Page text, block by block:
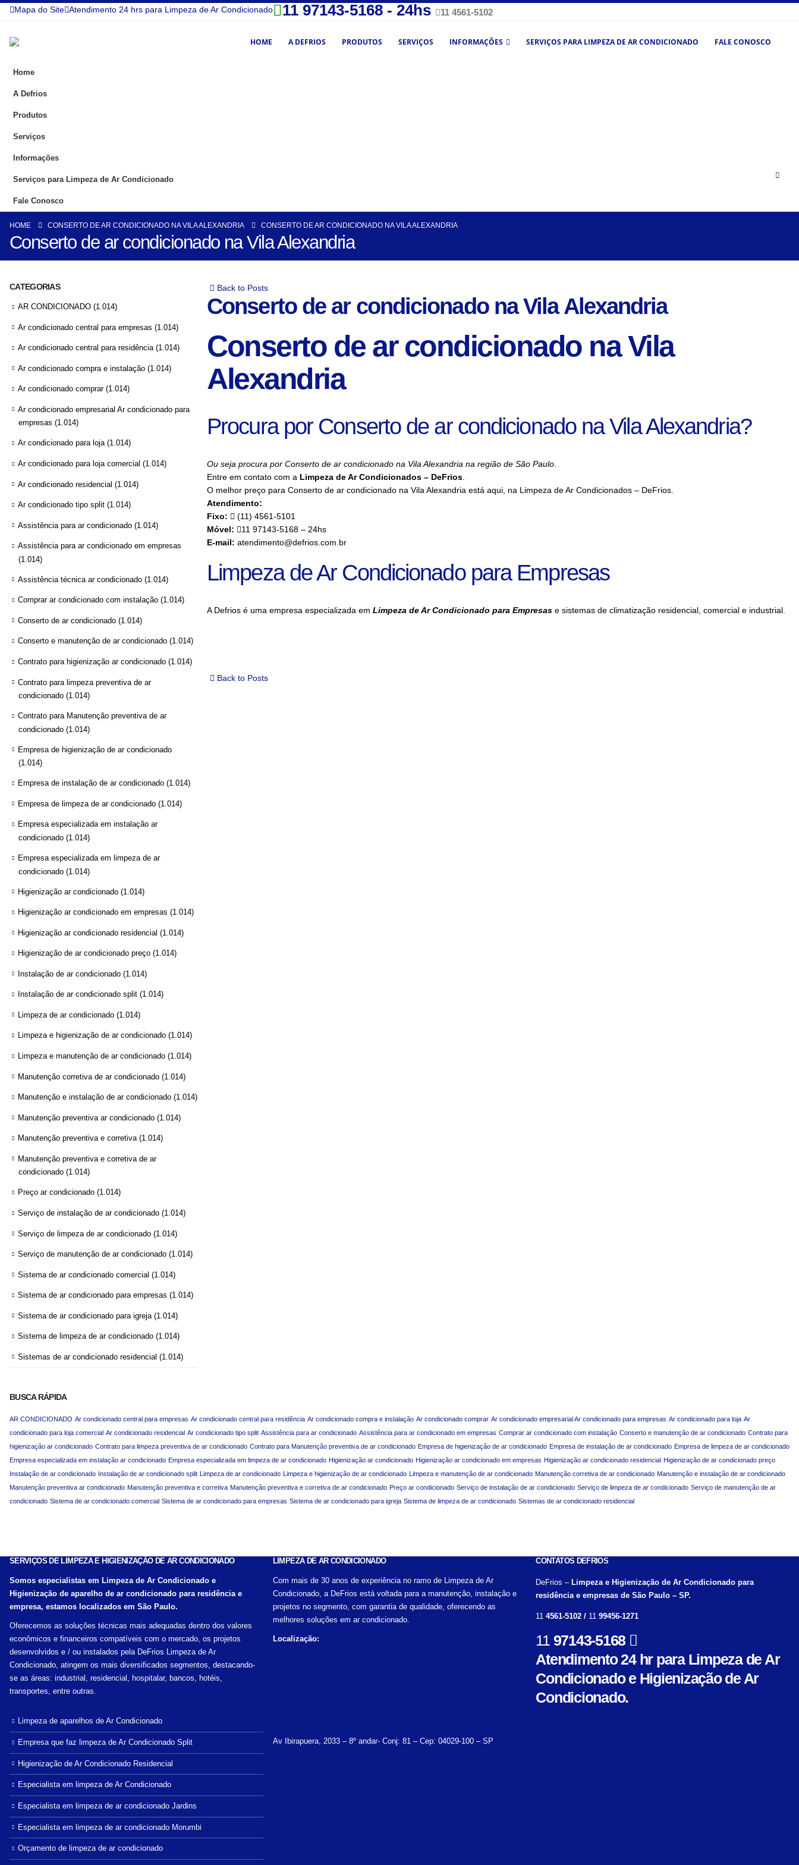
Mapa do Site Atendimento 24 hrs para Limpeza de Ar Condicionado 11 97143-5168 - 24hs 11 4561-5102
HOME A DEFRIOS PRODUTOS SERVIÇOS INFORMAÇÕES SERVIÇOS PARA LIMPEZA DE AR CONDICIONADO FALE CONOSCO
Home
A Defrios
Produtos
Serviços
Informações
Serviços para Limpeza de Ar Condicionado
Fale Conosco
HOME CONSERTO DE AR CONDICIONADO NA VILA ALEXANDRIA CONSERTO DE AR CONDICIONADO NA VILA ALEXANDRIA
Conserto de ar condicionado na Vila Alexandria
Back to Posts
Conserto de ar condicionado na Vila Alexandria
Conserto de ar condicionado na Vila
Alexandria
Procura por Conserto de ar condicionado na Vila Alexandria?
Ou seja procura por Conserto de ar condicionado na Vila Alexandria na região de São Paulo
Entre em contato com a Limpeza de Ar Condicionados – DeFrios
O melhor preço para Conserto de ar condicionado na Vila Alexandria está aqui, na Limpeza de Ar Condicionados – DeFrios.
Atendimento:
Fixo:
(11) 4561-5101
Móvel:
11 97143-5168 – 24hs
E-mail: atendimento@defrios.com.br
Limpeza de Ar Condicionado para Empresas
A Defrios é uma empresa especializada em Limpeza de Ar Condicionado para Empresas e sistemas de climatização residencial, comercial e industrial.
Back to Posts
CATEGORIAS
AR CONDICIONADO (1.014)
Ar condicionado central para empresas (1.014)
Ar condicionado central para residência(1.014)
Ar condicionado compra e instalação (1.014)
Ar condicionado comprar(1.014)
Ar condicionado empresarial Ar condicionado para
empresas (1.014)
Ar condicionado para loja(1.014)
Ar condicionado para loja comercial (1.014)
Ar condicionado residencial (1.014)
Ar condicionado tipo split (1.014)
Assistência para ar condicionado (1.014)
Assistência para ar condicionado em empresas
(1.014)
Assistência técnica ar condicionado (1.014)
Comprar ar condicionado com instalação (1.014)
Conserto de ar condicionado (1.014)
Conserto e manutenção de ar condicionado (1.014)
Contrato para higienização ar condicionado (1.014)
Contrato para limpeza preventiva de ar
condicionado (1.014)
Contrato para Manutenção preventiva de ar
condicionado (1.014)
Empresa de higienização de ar condicionado
(1.014)
Empresa de instalação de ar condicionado (1.014)
Empresa de limpeza de ar condicionado (1.014)
Empresa especializada em instalação ar
condicionado (1.014)
Empresa especializada em limpeza de ar
condicionado (1.014)
Higienização ar condicionado (1.014)
Higienização ar condicionado em empresas (1.014)
Higienização ar condicionado residencial (1.014)
Higienização de ar condicionado preço (1.014)
Instalação de ar condicionado (1.014)
Instalação de ar condicionado split (1.014)
Limpeza de ar condicionado (1.014)
Limpeza e higienização de ar condicionado (1.014)
Limpeza e manutenção de ar condicionado (1.014)
Manutenção corretiva de ar condicionado (1.014)
Manutenção e instalação de ar condicionado (1.014)
Manutenção preventiva ar condicionado (1.014)
Manutenção preventiva e corretiva(1.014)
Manutenção preventiva e corretiva de ar
condicionado (1.014)
Preço ar condicionado (1.014)
Serviço de instalação de ar condicionado (1.014)
Serviço de limpeza de ar condicionado (1.014)
Serviço de manutenção de ar condicionado (1.014)
Sistema de ar condicionado comercial (1.014)
Sistema de ar condicionado para empresas (1.014)
Sistema de ar condicionado para igreja (1.014)
Sistema de limpeza de ar condicionado (1.014)
Sistemas de ar condicionado residencial (1.014)
BUSCA RÁPIDA
AR CONDICIONADO Ar condicionado central para empresas Ar condicionado central para residência Ar condicionado compra e instalação Ar condicionado comprar Ar condicionado empresarial Ar condicionado para empresas Ar condicionado para loja Ar
condicionado para loja comercial Ar condicionado residencial Ar condicionado tipo split Assistência para ar condicionado Assistência para ar condicionado em empresas Comprar ar condicionado com instalação Conserto e manutenção de ar condicionado Contrato para
higienização ar condicionado Contrato para limpeza preventiva de ar condicionado Contrato para Manutenção preventiva de ar condicionado Empresa de higienização de ar condicionado Empresa de instalação de ar condicionado Empresa de limpeza de ar condicionado
Empresa especializada em instalação ar condicionado Empresa especializada em limpeza de ar condicionado Higienização ar condicionado Higienização ar condicionado em empresas Higienização ar condicionado residencial
Higienização de ar condicionado preço
Instalação de ar condicionado Instalação de ar condicionado split Limpeza de ar condicionado Limpeza e higienização de ar condicionado Limpeza e manutenção de ar condicionado Manutenção corretiva de ar condicionado Manutenção e instalação de ar condicionado
Manutenção preventiva ar condicionado Manutenção preventiva e corretiva Manutenção preventiva e corretiva de ar condicionado Preço ar condicionado Serviço de instalação de ar condicionado Serviço de limpeza de ar condicionado Serviço de manutenção de ar
condicionado Sistema de ar condicionado comercial Sistema de ar condicionado para empresas Sistema de ar condicionado para igreja Sistema de limpeza de ar condicionado Sistemas de ar condicionado residencial
SERVIÇOS DE LIMPEZA E HIGIENIZAÇÃO DE AR CONDICIONADO
Somos especialistas em Limpeza de Ar Condicionado e
Higienização de aparelho de ar condicionado para residência e
empresa, estamos localizados em São Paulo.
Oferecemos as soluções técnicas mais adequadas dentro dos valores
econômicos e financeiros compatíveis com o mercado, os projetos
desenvolvidos e / ou instalados pela DeFrios Limpeza de Ar
Condicionado, atingem os mais diversificados segmentos, destacando-
se as áreas: industrial, residencial, hospitalar, bancos, hotéis,
transportes, entre outras.
Limpeza de aparelhos de Ar Condicionado
Empresa que faz limpeza de Ar Condicionado Split
Higienização de Ar Condicionado Residencial
Especialista em limpeza de Ar Condicionado
Especialista em limpeza de ar condicionado Jardins
Especialista em limpeza de ar condicionado Morumbi
Orçamento de limpeza de ar condicionado
LIMPEZA DE AR CONDICIONADO
Com mais de 30 anos de experiência no ramo de Limpeza de Ar
Condicionado, a DeFrios está voltada para a manutenção, instalação e
projetos no segmento, com garantia de qualidade, oferecendo as
melhores soluções em ar condicionado.
Localização:
Av Ibirapuera, 2033 – 8º andar- Conj: 81 – Cep: 04029-100 – SP
CONTATOS DEFRIOS
DeFrios – Limpeza e Higienização de Ar Condicionado para
residência e empresas de São Paulo – SP.
114561-5102 / 1199456-1271
11 97143-5168
Atendimento 24 hr para Limpeza de Ar
Condicionado e Higienização de Ar
Condicionado.